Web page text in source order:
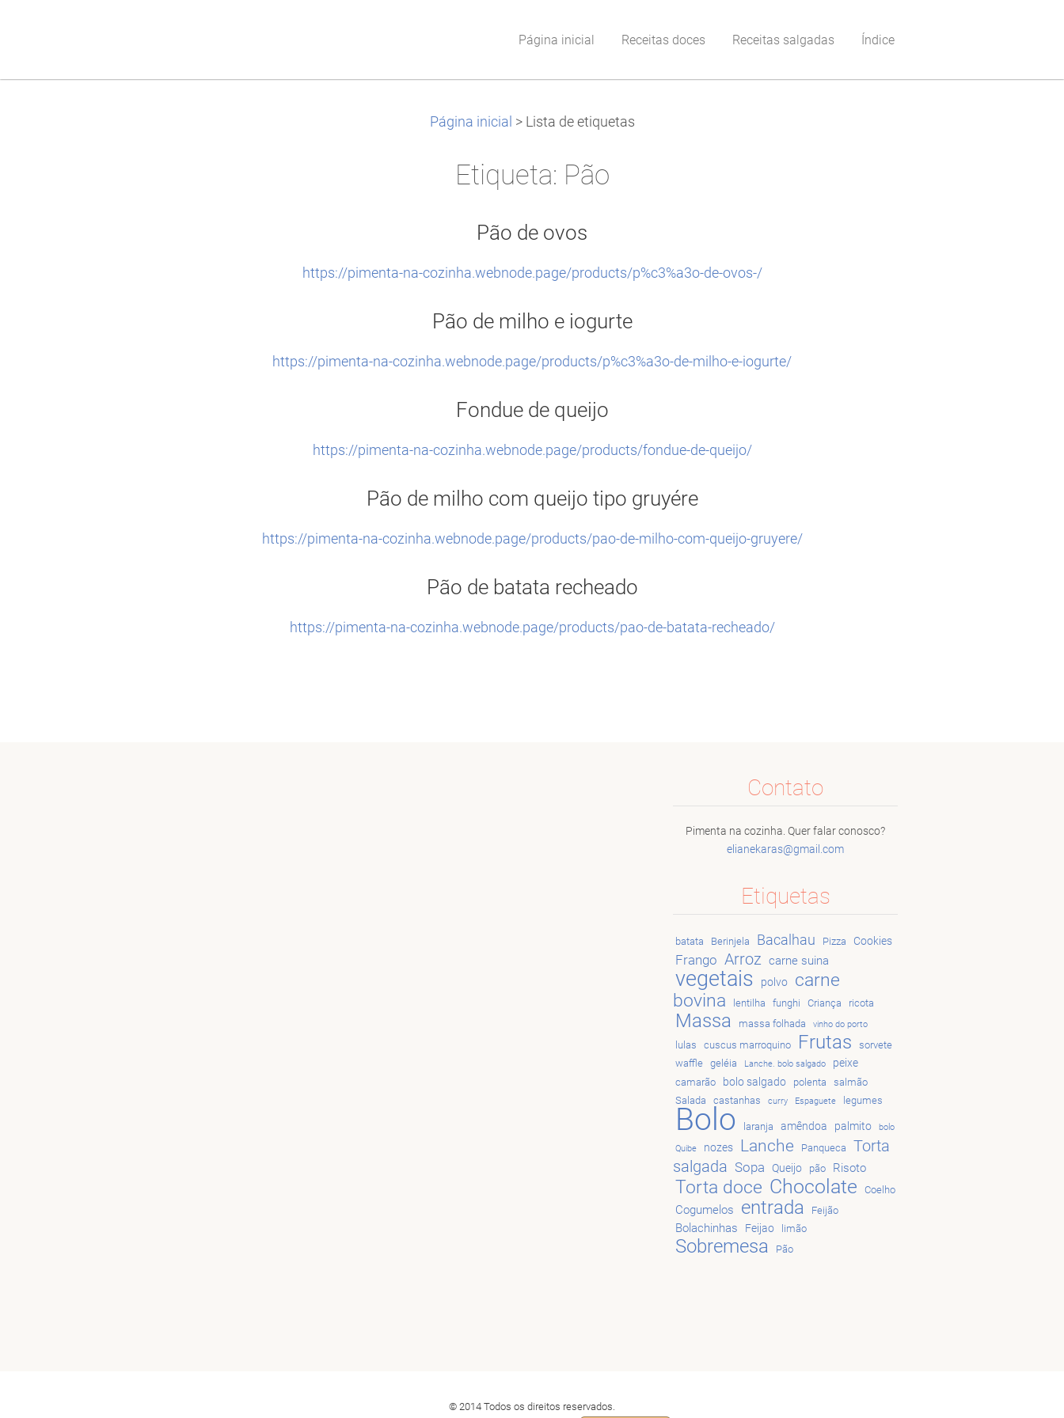
Página inicial Receitas doces Receitas salgadas Índice
Página inicial > Lista de etiquetas
Etiqueta: Pão
Pão de ovos
https://pimenta-na-cozinha.webnode.page/products/p%c3%a3o-de-ovos-/
Pão de milho e iogurte
https://pimenta-na-cozinha.webnode.page/products/p%c3%a3o-de-milho-e-iogurte/
Fondue de queijo
https://pimenta-na-cozinha.webnode.page/products/fondue-de-queijo/
Pão de milho com queijo tipo gruyére
https://pimenta-na-cozinha.webnode.page/products/pao-de-milho-com-queijo-gruyere/
Pão de batata recheado
https://pimenta-na-cozinha.webnode.page/products/pao-de-batata-recheado/
Contato
Pimenta na cozinha. Quer falar conosco?
elianekaras@gmai l.com
Etiquetas
batata Berinjela Bacalhau Pizza Cookies
Frango Arroz carne suina
vegetais polvo
carne
bovina
lentilha funghi Criança ricota
Massa massa folhada vinho do porto
lulas cuscus marroquino Frutas
sorvete
waffle geléia Lanche. bolo salgado peixe
camarão bolo salgado polenta
salmão
Salada
castanhas curry Espaguete legumes
Bolo laranja amêndoa palmito bolo
Quibe nozes Lanche Panqueca
Torta
salgada Sopa Queijo pão Risoto
Torta doce Chocolate Coelho
Cogumelos entrada Feijão
Bolachinhas Feijao limão
Sobremesa Pão
© 2014 Todos os direitos reservados.